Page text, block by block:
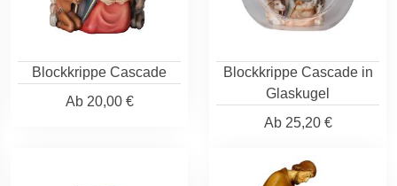
Blockkrippe Cascade
Ab20,00 €
Blockkrippe Cascade in
Glaskugel
Ab25,20 €